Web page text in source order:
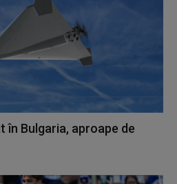
în Bulgaria, aproape de